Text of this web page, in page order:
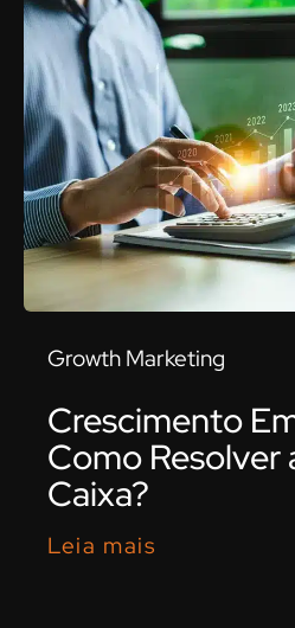
Growth Marketing
Crescimento
Como Resolver
Caixa?
Leia mais